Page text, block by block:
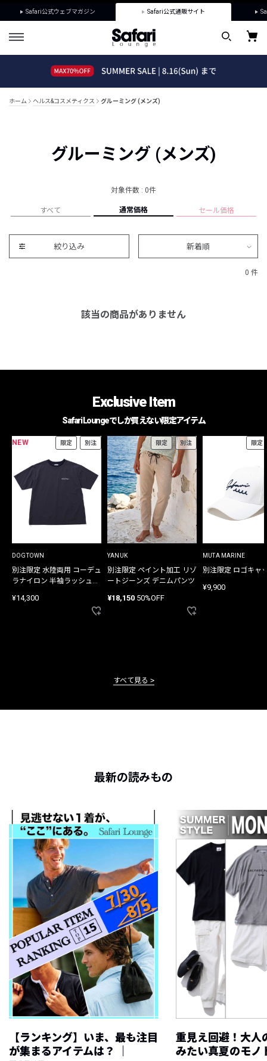
Safari公式ウェブマガジン Safari公式通販サイト
ホーム ヘルス&コスメティクス グルーミング (メンズ)
グルーミング (メンズ)
対象件数 : 0件
すべて 通常価格 セール価格
絞り込み 新着順
0 件
該当の商品がありません
Exclusive Item
Safari Loungeでしか買えない限定アイテム
NEW 限定 別注
DOGTOWN
別注限定 水陸両用 コーデュ
ラナイロン 半袖ラッシュガ
¥14,300
限定 別注
YANUK
別注限定 ペイント加工 リゾ
ートジーンズ デニムパンツ
¥18,150 50%OFF
限定
MUTA MARINE
別注限定 ロゴキャ
¥9,900
すべて見る
最新の読みもの
【ランキング】いま、最も注目
が集まるアイテムは？ ｜
重見え回避！大人
みたい真夏のモノ